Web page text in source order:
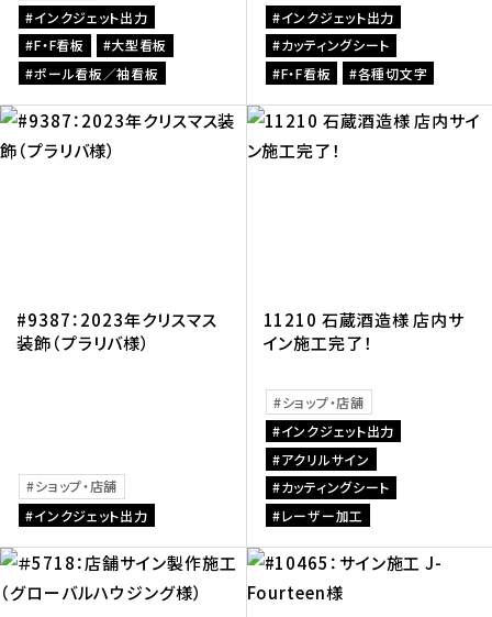
インクジェット出力
F・F看板
大型看板
ポール看板／袖看板
インクジェット出力
カッティングシート
F・F看板
各種切文字
#9387：2023年クリスマス
装飾（プラリバ様）
ショップ・店舗
インクジェット出力
11210 石蔵酒造様 店内サ
イン施工完了！
ショップ・店舗
インクジェット出力
アクリルサイン
カッティングシート
レーザー加工